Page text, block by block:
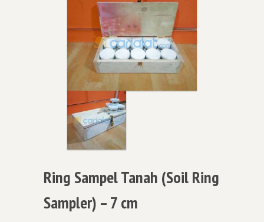
Ring Sampel Tanah (Soil Ring
Sampler) – 7 cm